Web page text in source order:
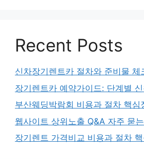
Recent Posts
신차장기렌트카 절차와 준비물 체
장기렌트카 예약가이드: 단계별
부산웨딩박람회 비용과 절차 핵심
웹사이트 상위노출 Q&A 자주 묻
장기렌트 가격비교 비용과 절차 핵